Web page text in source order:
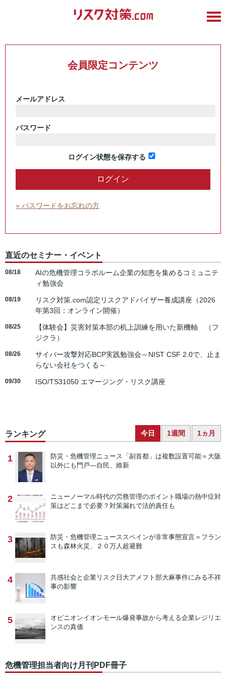
会員限定コンテンツ
メールアドレス
パスワード
ログイン状態を保存する
» パスワードをお忘れの方
直近のセミナー・イベント
08/18
AIの危機管理コラボルーム企業の知恵を集めるコミュニテ
ィ勉強会
08/19
リスク対策.com認定リスクアドバイザー養成講座（2026
年第3回：オンライン開催）
08/25
【体験会】災害対策本部の机上訓練を用いた新機軸 （フ
ジクラ）
08/26
サイバー攻撃対応BCP実践勉強会～NIST CSF 2.0で、止ま
らない会社をつくる～
09/30 ISO/TS31050 エマージング・リスク講座
ランキング 今日 1週間 1ヵ月
1 防災・危機管理ニュース 「副首都」は複数設置可能＝大阪
以外にも門戸―自民、維新
2 ニューノーマル時代の労務管理のポイント 職場の熱中症対
策はどこまで必要？対策漏れで法的責任も
3 防災・危機管理ニューススペインが非常事態宣言＝フラン
スも森林火災、２０万人超避難
4 共感社会と企業リスク 日大アメフト部大麻事件にみる不祥
事の影響
5 オピニオンイオンモール爆発事故から考える企業レジリエ
ンスの真価
危機管理担当者向け月刊PDF冊子